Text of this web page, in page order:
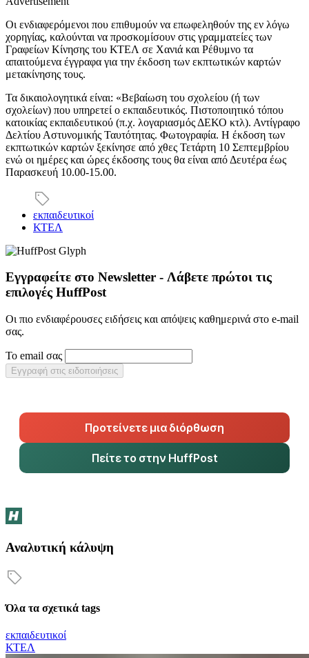
Οι ενδιαφερόμενοι που επιθυμούν να επωφεληθούν της εν λόγω
χορηγίας, καλούνται να προσκομίσουν στις γραμματείες των
Γραφείων Κίνησης του ΚΤΕΛ σε Χανιά και Ρέθυμνο τα
απαιτούμενα έγγραφα για την έκδοση των εκπτωτικών καρτών
μετακίνησης τους.
Τα δικαιολογητικά είναι: «Βεβαίωση του σχολείου (ή των
σχολείων) που υπηρετεί ο εκπαιδευτικός. Πιστοποιητικό τόπου
κατοικίας εκπαιδευτικού (π.χ. λογαριασμός ΔΕΚΟ κτλ). Αντίγραφο
Δελτίου Αστυνομικής Ταυτότητας. Φωτογραφία. Η έκδοση των
εκπτωτικών καρτών ξεκίνησε από χθες Τετάρτη 10 Σεπτεμβρίου
ενώ οι ημέρες και ώρες έκδοσης τους θα είναι από Δευτέρα έως
Παρασκευή 10.00-15.00.
εκπαιδευτικοί
ΚΤΕΛ
Εγγραφείτε στο Newsletter - Λάβετε πρώτοι τις
επιλογές HuffPost
Οι πιο ενδιαφέρουσες ειδήσεις και απόψεις καθημερινά στο e-mail
σας.
Το email σας
Εγγραφή στις ειδοποιήσεις
Προτείνετε μια διόρθωση
Πείτε το στην HuffPost
Αναλυτική κάλυψη
Όλα τα σχετικά tags
εκπαιδευτικοί
ΚΤΕΛ